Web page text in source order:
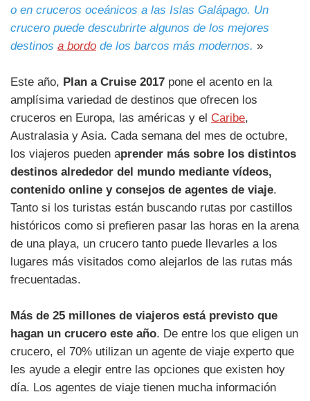
o en cruceros oceánicos a las Islas Galápago. Un
crucero puede descubrirte algunos de los mejores
destinos a bordo de los barcos más modernos. »
Este año, Plan a Cruise 2017 pone el acento en la
amplísima variedad de destinos que ofrecen los
cruceros en Europa, las américas y el Caribe,
Australasia y Asia. Cada semana del mes de octubre,
los viajeros pueden aprender más sobre los distintos
destinos alrededor del mundo mediante vídeos,
contenido online y consejos de agentes de viaje.
Tanto si los turistas están buscando rutas por castillos
históricos como si prefieren pasar las horas en la arena
de una playa, un crucero tanto puede llevarles a los
lugares más visitados como alejarlos de las rutas más
frecuentadas.
Más de 25 millones de viajeros está previsto que
hagan un crucero este año. De entre los que eligen un
crucero, el 70% utilizan un agente de viaje experto que
les ayude a elegir entre las opciones que existen hoy
día. Los agentes de viaje tienen mucha información